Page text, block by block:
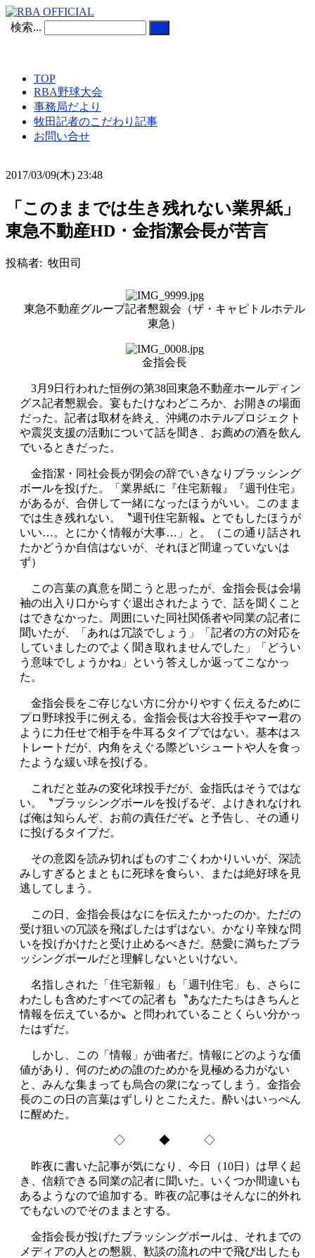
検索...
TOP
RBA野球大会
事務局だより
牧田記者のこだわり記事
お問い合せ
2017/03/09(木) 23:48
「このままでは生き残れない業界紙」
東急不動産HD・金指潔会長が苦言
投稿者: 牧田司
東急不動産グループ記者懇親会（ザ・キャピトルホテル
東急）
金指会長
3月9日行われた恒例の第38回東急不動産ホールディン
グス記者懇親会。宴もたけなわどころか、お開きの場面
だった。記者は取材を終え、沖縄のホテルプロジェクト
や震災支援の活動について話を聞き、お薦めの酒を飲ん
でいるときだった。
金指潔・同社会長が閉会の辞でいきなりブラッシング
ボールを投げた。「業界紙に『住宅新報』『週刊住宅』
があるが、合併して一緒になったほうがいい。このまま
では生き残れない。〝週刊住宅新報〟とでもしたほうが
いい…。とにかく情報が大事…」と。（この通り話され
たかどうか自信はないが、それほど間違っていないは
ず）
この言葉の真意を聞こうと思ったが、金指会長は会場
袖の出入り口からすぐ退出されたようで、話を聞くこと
はできなかった。周囲にいた同社関係者や同業の記者に
聞いたが、「あれは冗談でしょう」「記者の方の対応を
していましたのでよく聞き取れませんでした」「どうい
う意味でしょうかね」という答えしか返ってこなかっ
た。
金指会長をご存じない方に分かりやすく伝えるために
プロ野球投手に例える。金指会長は大谷投手やマー君の
ように力任せで相手を牛耳るタイプではない。基本はス
トレートだが、内角をえぐる際どいシュートや人を食っ
たような緩い球を投げる。
これだと並みの変化球投手だが、金指氏はそうではな
い。〝ブラッシングボールを投げるぞ、よけきれなけれ
ば俺は知らんぞ、お前の責任だぞ〟と予告し、その通り
に投げるタイプだ。
その意図を読み切ればものすごくわかりいいが、深読
みしすぎるとまともに死球を食らい、または絶好球を見
逃してしまう。
この日、金指会長はなにを伝えたかったのか。ただの
受け狙いの冗談を飛ばしたはずはない。かなり辛辣な問
いを投げかけたと受け止めるべきだ。慈愛に満ちたブラ
ッシングボールだと理解しないといけない。
名指しされた「住宅新報」も「週刊住宅」も、さらに
わたしも含めたすべての記者も〝あなたたちはきちんと
情報を伝えているか〟と問われていることくらい分かっ
たはずだ。
しかし、この「情報」が曲者だ。情報にどのような価
値があり、何のための誰のためかを見極める力がない
と、みんな集まっても烏合の衆になってしまう。金指会
長のこの日の言葉はずしりとこたえた。酔いはいっぺん
に醒めた。
◇ ◆ ◇
昨夜に書いた記事が気になり、今日（10日）は早く起
き、信頼できる同業の記者に聞いた。いくつか間違いも
あるようなので追加する。昨夜の記事はそんなに的外れ
でもないのでそのままとする。
金指会長が投げたブラッシングボールは、それまでの
メディアの人との懇親、歓談の流れの中で飛び出したも